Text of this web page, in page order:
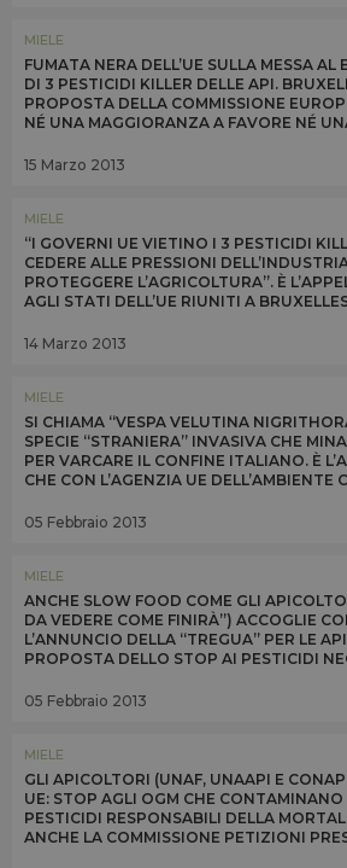
MIELE
FUMATA NERA DELL’UE SULLA MESSA
DI 3 PESTICIDI KILLER DELLE API.
PROPOSTA DELLA COMMISSIONE
NÉ UNA MAGGIORANZA A FAVORE NÉ
15 Marzo 2013
MIELE
“I GOVERNI UE VIETINO I 3 PESTICIDI
CEDERE ALLE PRESSIONI
PROTEGGERE L’AGRICOLTURA”. È
AGLI STATI DELL’UE RIUNITI A
14 Marzo 2013
MIELE
SI CHIAMA “VESPA VELUTINA
SPECIE “STRANIERA” INVASIVA CHE
PER VARCARE IL CONFINE ITALIANO. È
CHE CON L’AGENZIA UE DELL’AMBIENTE
05 Febbraio 2013
MIELE
ANCHE SLOW FOOD COME GLI
DA VEDERE COME FINIRÀ”) ACCOGLIE
L’ANNUNCIO DELLA “TREGUA” PER LE
PROPOSTA DELLO STOP AI PESTICIDI
05 Febbraio 2013
MIELE
GLI APICOLTORI (UNAF, UNAAPI E
UE: STOP AGLI OGM CHE CONTAMINANO
PESTICIDI RESPONSABILI DELLA
ANCHE LA COMMISSIONE PETIZIONI